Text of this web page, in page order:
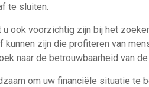
te sluiten.
u ook voorzichtig zijn bij het
zijn die profiteren van
naar de betrouwbaarheid van
om uw financiële situatie te